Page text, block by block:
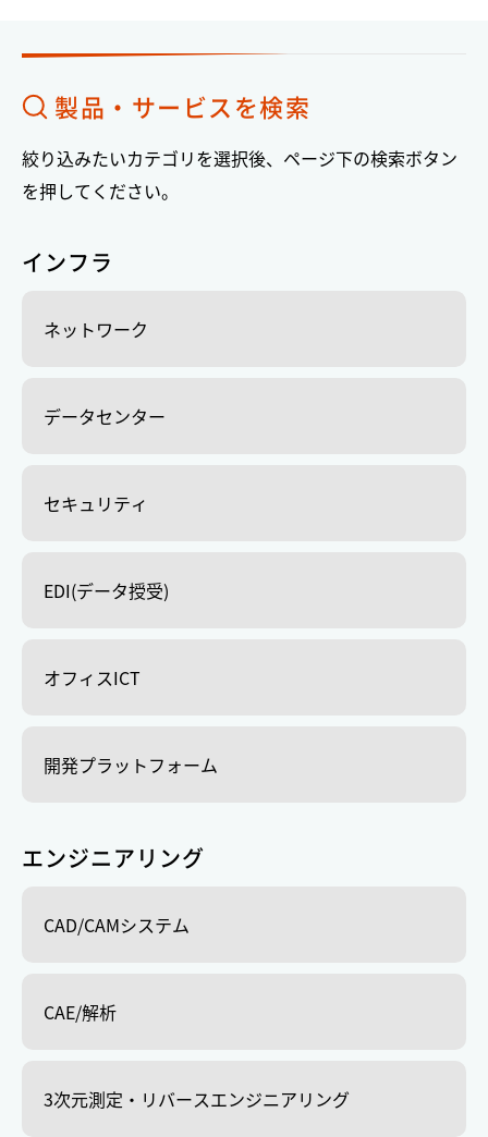
製品・サービスを検索
絞り込みたいカテゴリを選択後、ページ下の検索ボタン
を押してください。
インフラ
ネットワーク
データセンター
セキュリティ
EDI(データ授受)
オフィスICT
開発プラットフォーム
エンジニアリング
CAD/CAMシステム
CAE/解析
3次元測定・リバースエンジニアリング